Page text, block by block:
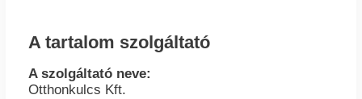
A tartalom szolgáltató
A szolgáltató neve:
Otthonkulcs Kft.